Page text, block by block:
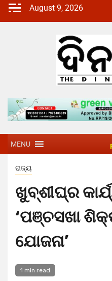
August 9, 2026
MENU
ରାଜ୍ୟ
ଖୁବ୍‌ଶୀଘ୍ର
‘ପଞ୍ଚସଖା
ଯୋଜନା’
1 min read